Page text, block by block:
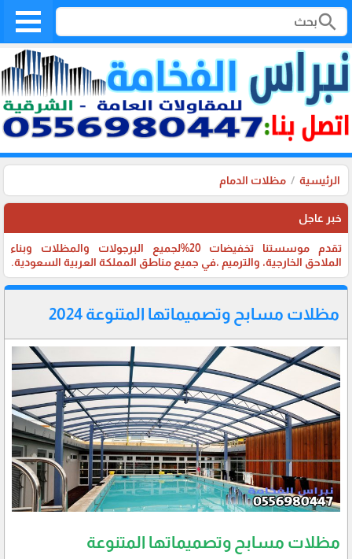
search
الرئيسية مظلات الدمام
خبر عاجل
تقدم موسستنا تخفيضات 20%لجميع البرجولات والمظلات وبناء
الملاحق الخارجية، والترميم ،في جميع مناطق المملكة العربية السعودية.
مظلات مسابح وتصميماتها المتنوعة 2024
مظلات مسابح وتصميماتها المتنوعة